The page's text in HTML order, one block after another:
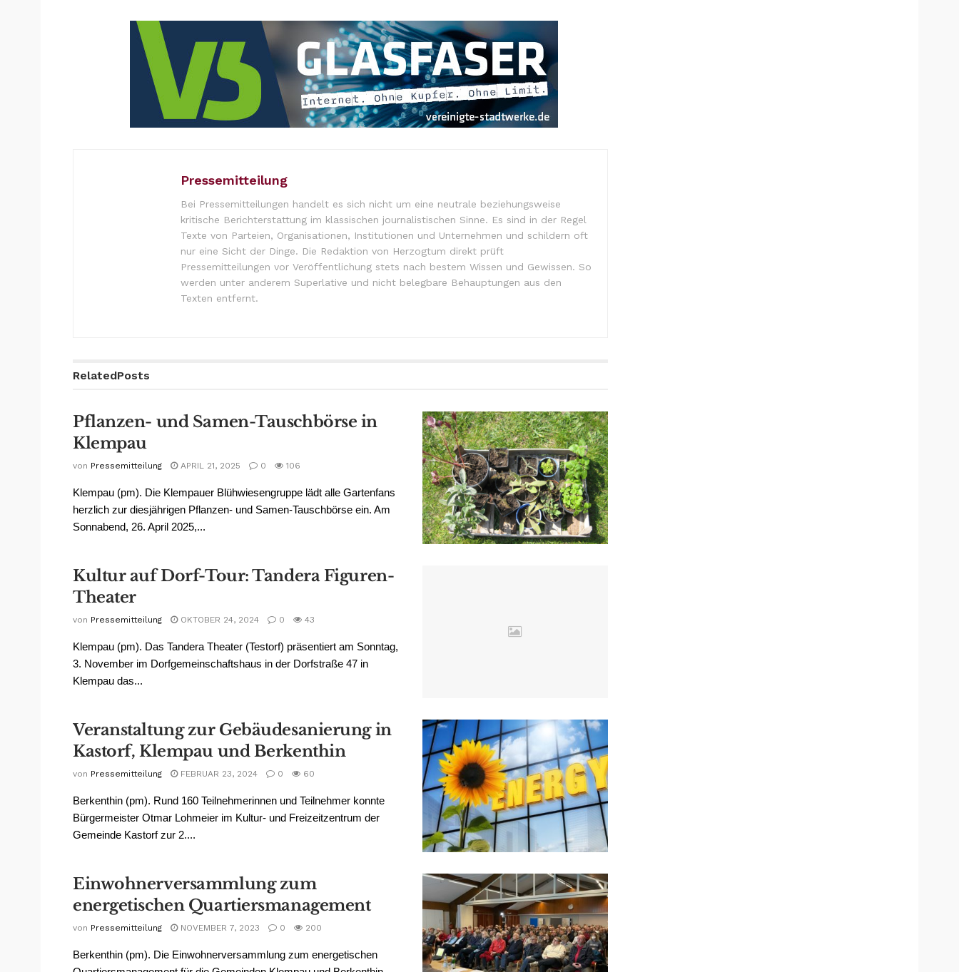
Pressemitteilung
Bei Pressemitteilungen handelt es sich nicht um eine neutrale beziehungsweise
kritische Berichterstattung im klassischen journalistischen Sinne. Es sind in der Regel
Texte von Parteien, Organisationen, Institutionen und Unternehmen und schildern oft
nur eine Sicht der Dinge. Die Redaktion von Herzogtum direkt prüft
Pressemitteilungen vor Veröffentlichung stets nach bestem Wissen und Gewissen. So
werden unter anderem Superlative und nicht belegbare Behauptungen aus den
Texten entfernt.
RelatedPosts
Pflanzen- und Samen-Tauschbörse in
Klempau
von Pressemitteilung APRIL 21, 2025 0 106
Klempau (pm). Die Klempauer Blühwiesengruppe lädt alle Gartenfans
herzlich zur diesjährigen Pflanzen- und Samen-Tauschbörse ein. Am
Sonnabend, 26. April 2025,...
Kultur auf Dorf-Tour: Tandera Figuren-
Theater
von Pressemitteilung OKTOBER 24, 2024 0 43
Klempau (pm). Das Tandera Theater (Testorf) präsentiert am Sonntag,
3. November im Dorfgemeinschaftshaus in der Dorfstraße 47 in
Klempau das...
Veranstaltung zur Gebäudesanierung in
Kastorf, Klempau und Berkenthin
von Pressemitteilung FEBRUAR 23, 2024 0 60
Berkenthin (pm). Rund 160 Teilnehmerinnen und Teilnehmer konnte
Bürgermeister Otmar Lohmeier im Kultur- und Freizeitzentrum der
Gemeinde Kastorf zur 2....
Einwohnerversammlung zum
energetischen Quartiersmanagement
von Pressemitteilung NOVEMBER 7, 2023 0 200
Berkenthin (pm). Die Einwohnerversammlung zum energetischen